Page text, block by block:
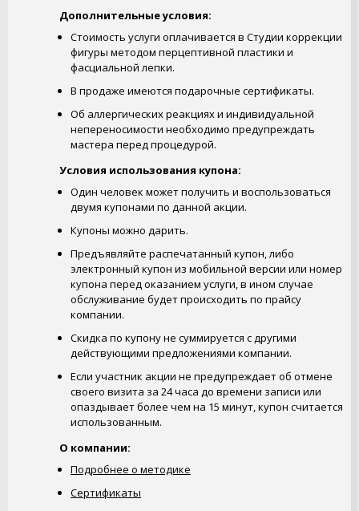
Дополнительные условия:
Стоимость услуги оплачивается в Студии коррекции
фигуры методом перцептивной пластики и
фасциальной лепки.
В продаже имеются подарочные сертификаты.
Об аллергических реакциях и индивидуальной
непереносимости необходимо предупреждать
мастера перед процедурой.
Условия использования купона:
Один человек может получить и воспользоваться
двумя купонами по данной акции.
Купоны можно дарить.
Предъявляйте распечатанный купон, либо
электронный купон из мобильной версии или номер
купона перед оказанием услуги, в ином случае
обслуживание будет происходить по прайсу
компании.
Скидка по купону не суммируется с другими
действующими предложениями компании.
Если участник акции не предупреждает об отмене
своего визита за 24 часа до времени записи или
опаздывает более чем на 15 минут, купон считается
использованным.
О компании:
Подробнее о методике
Сертификаты